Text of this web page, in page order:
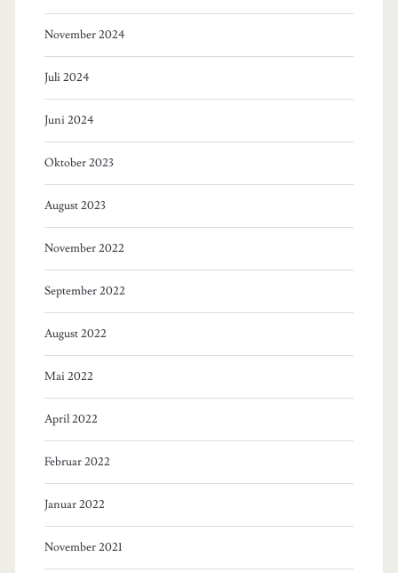
November 2024
Juli 2024
Juni 2024
Oktober 2023
August 2023
November 2022
September 2022
August 2022
Mai 2022
April 2022
Februar 2022
Januar 2022
November 2021